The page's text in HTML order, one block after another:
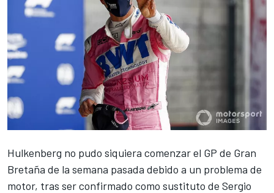
Hulkenberg no pudo siquiera comenzar el GP de Gran
Bretaña de la semana pasada debido a un problema de
motor, tras serconfirmado como sustituto de Sergio